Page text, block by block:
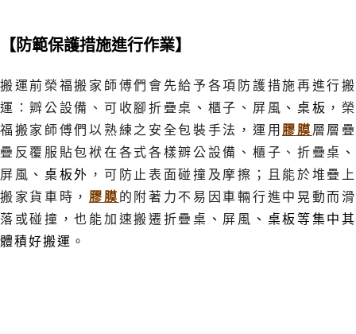
【防範保護措施進行作業】
搬運前榮福搬家師傅們會先給予各項防護措施再進行搬
運
：辧公設備 、可收腳折疊桌 、 櫃子、屏風 、桌板 ，榮
福搬家師傅們以熟練之安全包裝手法 ，運用 膠膜 層層疊
疊反覆服貼包袱在各式各樣辧公設備 、櫃子 、折疊桌 、
屏風 、桌板外 ，可防止表面碰撞及 摩擦；且能於堆疊上
搬家貨車時， 膠膜 的附著力不易因車輛行進中晃動而滑
落或碰撞，也能加速搬遷 折疊桌 、 屏風 、桌板等集中其
體積好搬運 。